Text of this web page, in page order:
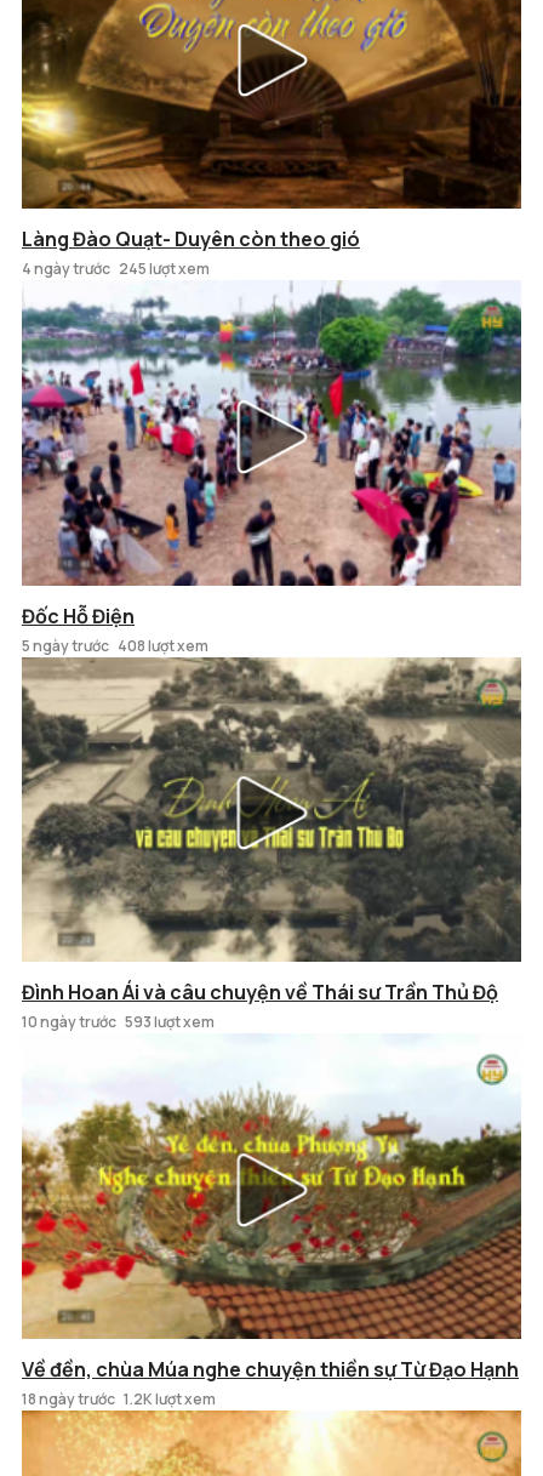
Làng Đào Quạt- Duyên còn theo gió
4 ngày trước 245 lượt xem
Đốc Hỗ Điện
5 ngày trước 408 lượt xem
Đình Hoan Ái và câu chuyện về Thái sư Trần Thủ Độ
10 ngày trước 593 lượt xem
Về đền, chùa Múa nghe chuyện thiền sự Từ Đạo Hạnh
18 ngày trước 1.2K lượt xem